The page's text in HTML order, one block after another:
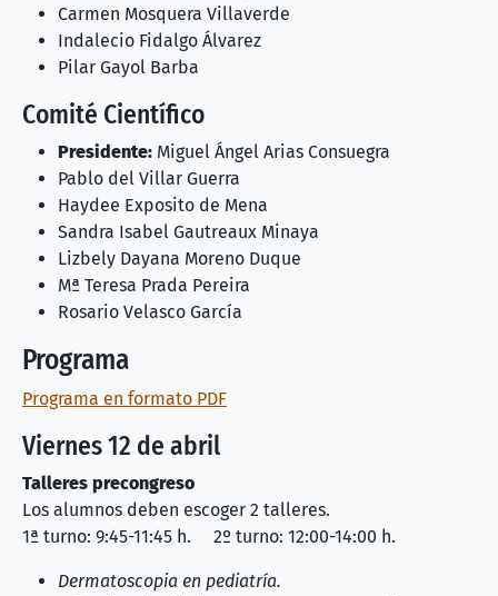
Carmen Mosquera Villaverde
Indalecio Fidalgo Álvarez
Pilar Gayol Barba
Comité Científico
Presidente: Miguel Ángel Arias Consuegra
Pablo del Villar Guerra
Haydee Exposito de Mena
Sandra Isabel Gautreaux Minaya
Lizbely Dayana Moreno Duque
Mª Teresa Prada Pereira
Rosario Velasco García
Programa
Programa en formato PDF
Viernes 12 de abril
Talleres precongreso
Los alumnos deben escoger 2 talleres.
1ª turno: 9:45-11:45 h. 2º turno: 12:00-14:00 h.
Dermatoscopia en pediatría.